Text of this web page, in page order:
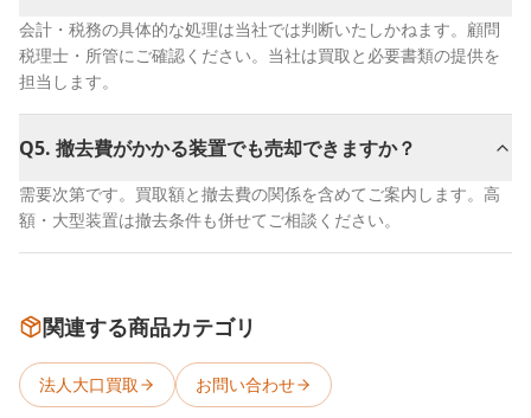
会計・税務の具体的な処理は当社では判断いたしかねます。顧問
税理士・所管にご確認ください。当社は買取と必要書類の提供を
担当します。
Q5. 撤去費がかかる装置でも売却できますか？
需要次第です。買取額と撤去費の関係を含めてご案内します。高
額・大型装置は撤去条件も併せてご相談ください。
関連する商品カテゴリ
法人大口買取 お問い合わせ